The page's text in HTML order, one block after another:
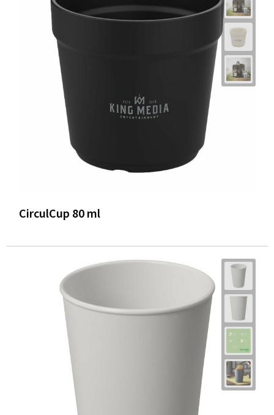
CirculCup 80 ml